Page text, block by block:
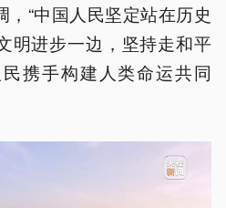
“中国人民坚定站在历史
明进步一边，坚持走和平
携手构建人类命运共同